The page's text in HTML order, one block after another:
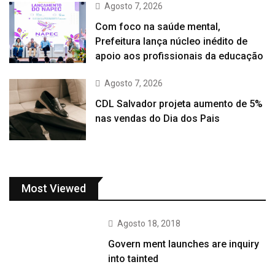
Agosto 7, 2026
Com foco na saúde mental,
Prefeitura lança núcleo inédito de
apoio aos profissionais da educação
Agosto 7, 2026
CDL Salvador projeta aumento de 5%
nas vendas do Dia dos Pais
Most Viewed
Agosto 18, 2018
Govern ment launches are inquiry
into tainted